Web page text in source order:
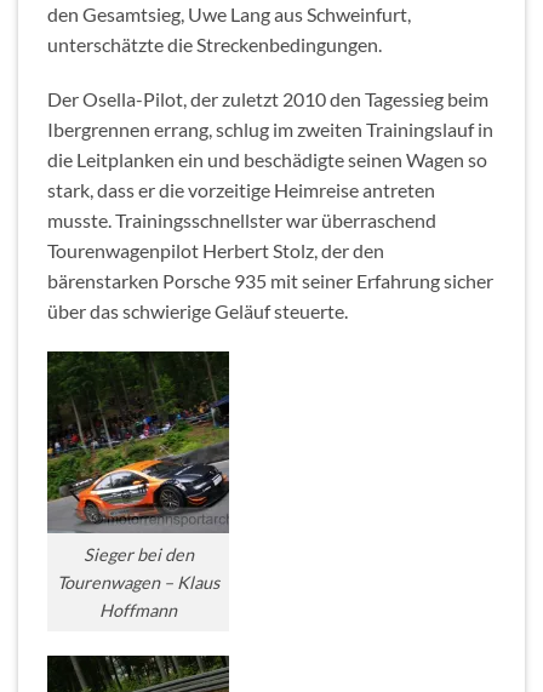
den Gesamtsieg, Uwe Lang aus Schweinfurt,
unterschätzte die Streckenbedingungen.
Der Osella-Pilot, der zuletzt 2010 den Tagessieg beim
Ibergrennen errang, schlug im zweiten Trainingslauf in
die Leitplanken ein und beschädigte seinen Wagen so
stark, dass er die vorzeitige Heimreise antreten
musste. Trainingsschnellster war überraschend
Tourenwagenpilot Herbert Stolz, der den
bärenstarken Porsche 935 mit seiner Erfahrung sicher
über das schwierige Geläuf steuerte.
Sieger bei den
Tourenwagen – Klaus
Hoffmann